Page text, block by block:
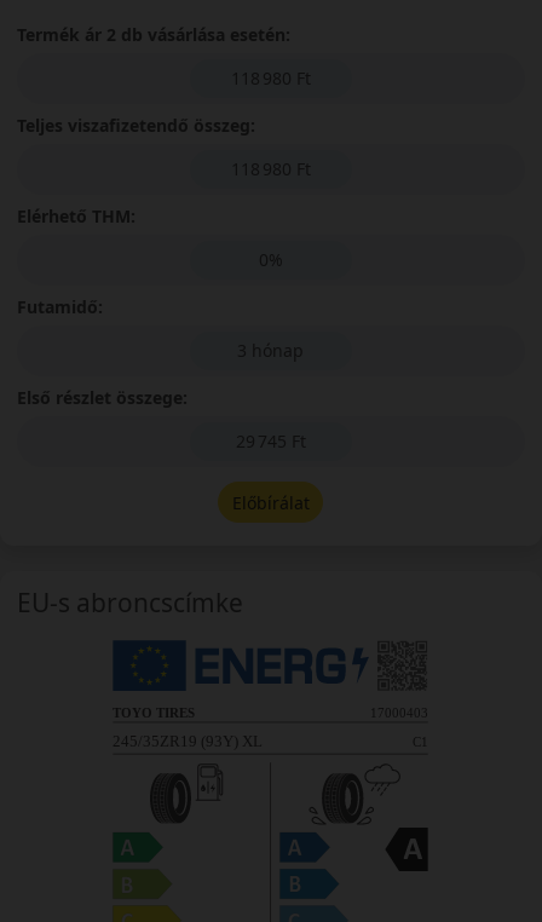
Termék ár 2 db vásárlása esetén:
118 980 Ft
Teljes viszafizetendő összeg:
118 980 Ft
Elérhető THM:
0%
Futamidő:
3 hónap
Első részlet összege:
29 745 Ft
Előbírálat
EU-s abroncscímke